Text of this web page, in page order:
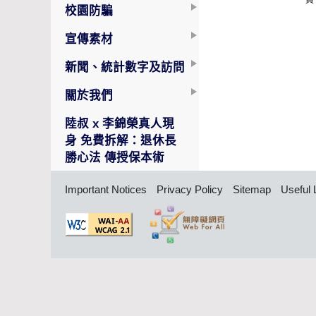
校園防騙
宣傳素材
新聞、統計數字及訪問
關於我們
陸叔 x 李錦榮真人現
身 免費拆解：退休長
勝心法 傳授保本術
Important Notices Privacy Policy Sitemap Useful